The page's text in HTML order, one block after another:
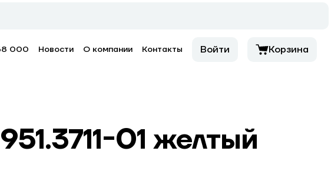
000 Новости О компании Контакты Войти Корзина
01 желтый